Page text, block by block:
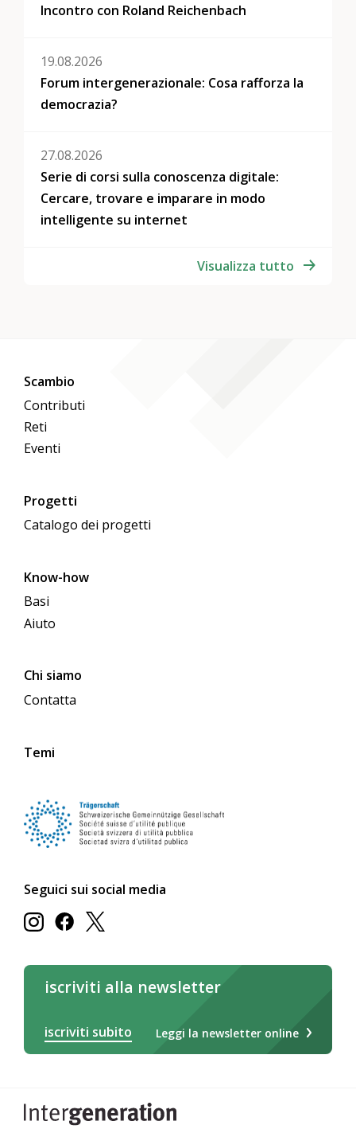
Incontro con Roland Reichenbach
19.08.2026
Forum intergenerazionale: Cosa rafforza la
democrazia?
27.08.2026
Serie di corsi sulla conoscenza digitale:
Cercare, trovare e imparare in modo
intelligente su internet
Visualizza tutto
Scambio
Contributi
Reti
Eventi
Progetti
Catalogo dei progetti
Know-how
Basi
Aiuto
Chi siamo
Contatta
Temi
Seguici sui social media
iscriviti alla newsletter
iscriviti subito Leggi la newsletter online